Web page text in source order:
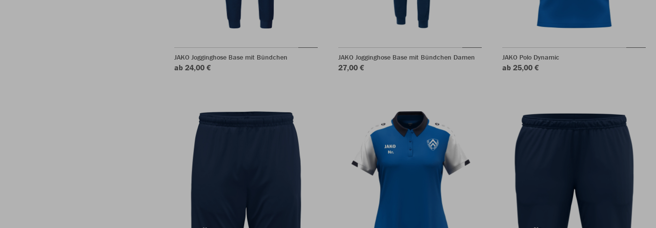
JAKO Jogginghose Base mit Bündchen
ab 24,00 €
JAKO Jogginghose Base mit Bündchen Damen
27,00 €
JAKO Polo Dynamic
ab 25,00 €